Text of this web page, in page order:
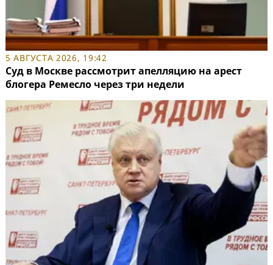
5 АВГУСТА 2026, 19:42
Суд в Москве рассмотрит апелляцию на арест
блогера Ремесло через три недели